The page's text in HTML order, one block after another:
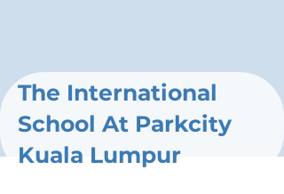
The International
School At Parkcity
Kuala Lumpur